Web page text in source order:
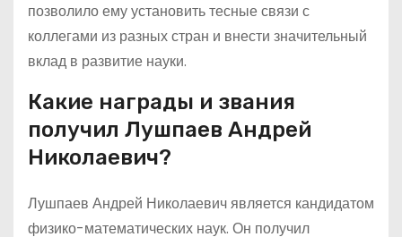
позволило ему установить тесные связи с
коллегами из разных стран и внести значительный
вклад в развитие науки.
Какие награды и звания
получил Лушпаев Андрей
Николаевич?
Лушпаев Андрей Николаевич является кандидатом
физико-математических наук. Он получил